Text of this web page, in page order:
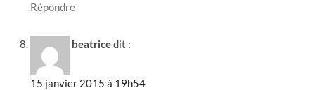
Répondre
beatricedit :
15 janvier 2015 à 19h54